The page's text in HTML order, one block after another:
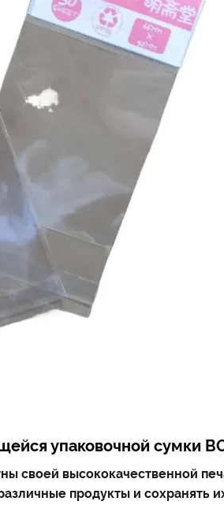
упаковочной сумки
своей высококачественной
продукты и